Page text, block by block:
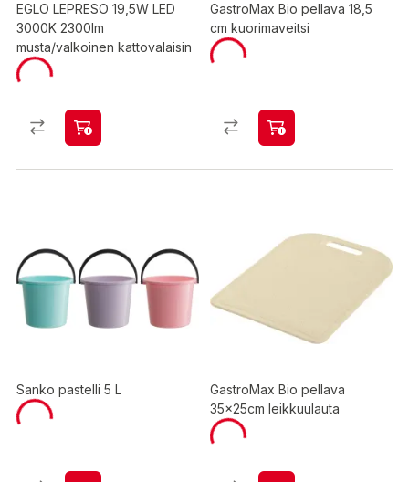
EGLO LEPRESO 19,5W LED
3000K 2300lm
musta/valkoinen kattovalaisin
GastroMax Bio pellava 18,5
cm kuorimaveitsi
Sanko pastelli 5 L
GastroMax Bio pellava
35x25cm leikkuulauta